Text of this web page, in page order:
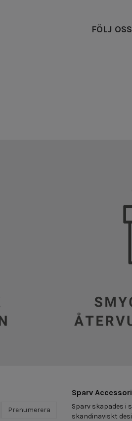
FÖLJ
Prenumerera
Sparv
Sparv skapades i
skandinaviskt